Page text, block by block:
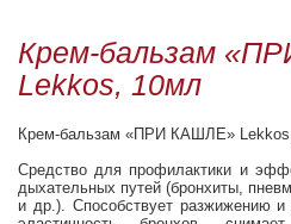
Крем-бальзам
Lekkos, 10мл
Крем-бальзам «ПРИ КАШЛЕ»
Средство для профилактики и
дыхательных путей (бронхиты,
и др.). Способствует разжижению